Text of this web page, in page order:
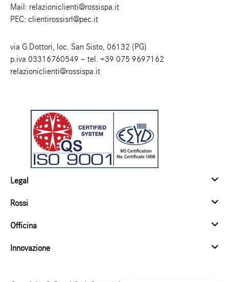
Mail: relazioniclienti@rossispa.it
PEC: clientirossisrl@pec.it
via G.Dottori, loc. San Sisto, 06132 (PG)
p.iva 03316760549 – tel. +39 075 9697162
relazioniclienti@rossispa.it
Legal
Rossi
Officina
Innovazione